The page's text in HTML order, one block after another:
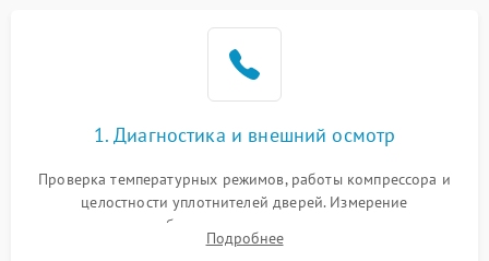
1. Диагностика и внешний осмотр
Проверка температурных режимов, работы компрессора и
целостности уплотнителей дверей. Измерение
сопротивления обмоток мотора, проверка термостата и
считывание кодов ошибок с электронного дисплея.
Подробнее